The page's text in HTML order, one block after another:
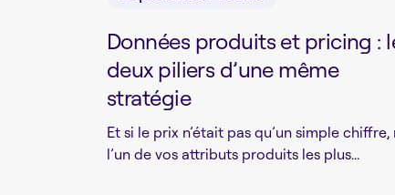
Données produits et pricing :
deux piliers d’une même
stratégie
Et si le prix n’était pas qu’un simple chiffre,
l’un de vos attributs produits les plus...